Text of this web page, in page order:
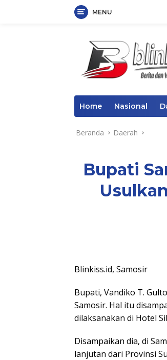
MENU
Home Nasional
Beranda Daerah
Bupati
Blinkiss.id, Samosir
Bupati, Vandiko T.
Samosir. Hal itu
dilaksanakan di Hotel
Disampaikan dia, di
lanjutan dari Provinsi